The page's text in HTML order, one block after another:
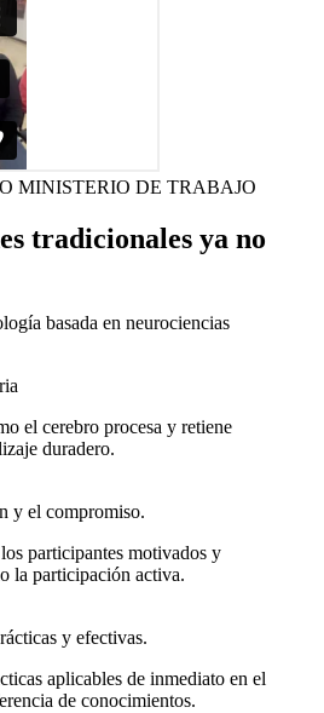
MINISTERIO DE TRABAJO
tradicionales ya no
basada en neurociencias
el cerebro procesa y retiene
duradero.
y el compromiso.
participantes motivados y
la participación activa.
y efectivas.
aplicables de inmediato en el
de conocimientos.